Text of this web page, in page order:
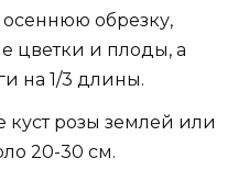
обрезку,
цветки и плоды, а
на 1/3 длины.
куст розы землей или
20-30 см.